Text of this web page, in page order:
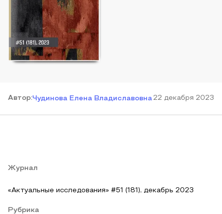
Автор:Чудинова Елена Владиславовна 22 декабря 2023
Журнал
«Актуальные исследования» #51 (181), декабрь 2023
Рубрика